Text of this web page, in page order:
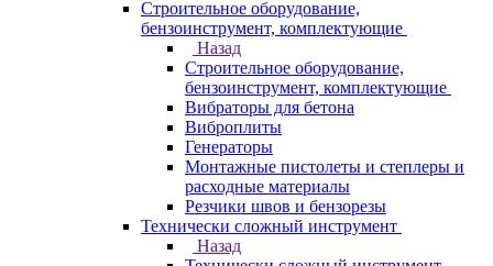
Строительное оборудование,
бензоинструмент, комплектующие
Назад
Строительное оборудование,
бензоинструмент, комплектующие
Вибраторы для бетона
Виброплиты
Генераторы
Монтажные пистолеты и степлеры и
расходные материалы
Резчики швов и бензорезы
Технически сложный инструмент
Назад